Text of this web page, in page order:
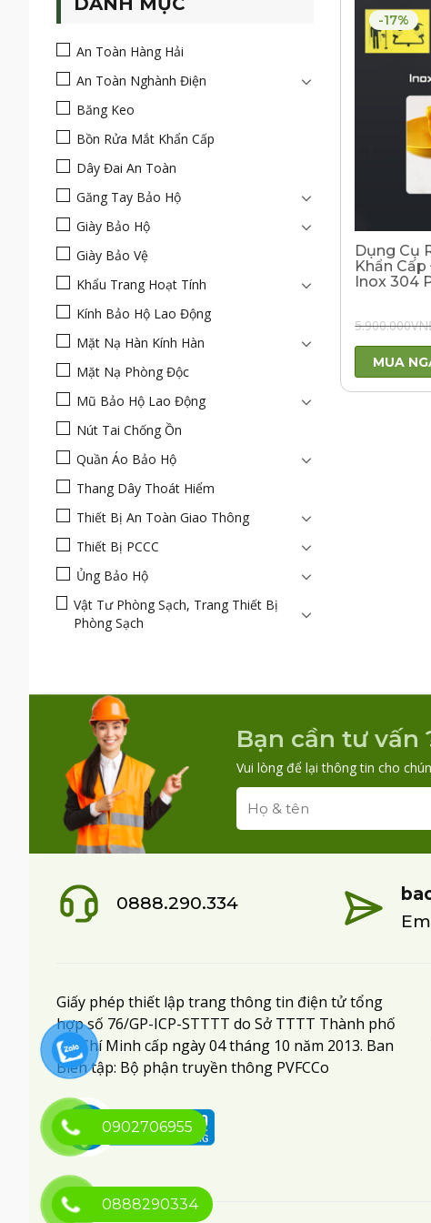
An Toàn Hàng Hải
An Toàn Nghành Điện
Băng Keo
Bồn Rửa Mắt Khẩn Cấp
Dây Đai An Toàn
Găng Tay Bảo Hộ
Giày Bảo Hộ
Giày Bảo Vệ
Khẩu Trang Hoạt Tính
Kính Bảo Hộ Lao Động
Mặt Nạ Hàn Kính Hàn
Mặt Nạ Phòng Độc
Mũ Bảo Hộ Lao Động
Nút Tai Chống Ồn
Quần Áo Bảo Hộ
Thang Dây Thoát Hiểm
Thiết Bị An Toàn Giao Thông
Thiết Bị PCCC
Ủng Bảo Hộ
Vật Tư Phòng Sạch, Trang Thiết Bị
Phòng Sạch
-17%
Dụng Cụ
Khẩn
Inox 304
5.900.000
MUA
Bạn cần tư vấn
Vui lòng để lại thông tin cho
0888.290.334
Giấy phép thiết lập trang thông tin điện tử tổng
hợp số 76/GP-ICP-STTTT do Sở TTTT Thành phố
Hồ Chí Minh cấp ngày 04 tháng 10 năm 2013. Ban
Biên tập: Bộ phận truyền thông PVFCCo
0902706955
0888290334